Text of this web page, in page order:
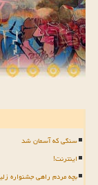
سنگی که آسمان شد
اینترنت!
بچه مردم راهی جشنواره